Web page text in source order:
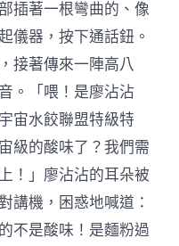
插著一根彎曲的、像
儀器，按下通話鈕。
接著傳來一陣高八
。「喂！是廖沾沾
宙水餃聯盟特級特
級的酸味了？我們需
！」廖沾沾的耳朵被
講機，困惑地喊道：
不是酸味！是麵粉過